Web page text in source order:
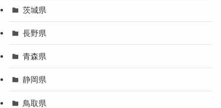
茨城県
長野県
青森県
静岡県
鳥取県